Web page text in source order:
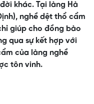
khác. Tại làng Hà
nghề dệt thổ cẩm
giúp cho đồng bào
qua sự kết hợp với
của làng nghề
tôn vinh.